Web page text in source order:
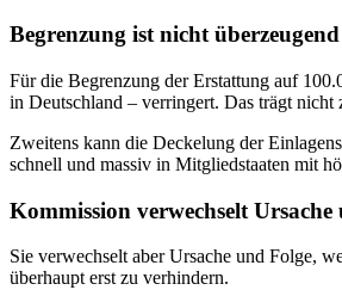
Begrenzung ist nicht überzeugend
Für die Begrenzung der Erstattung auf
in Deutschland – verringert. Das trägt nicht
Zweitens kann die Deckelung der
schnell und massiv in Mitgliedstaaten mit
Kommission verwechselt Ursache
Sie verwechselt aber Ursache und Folge,
überhaupt erst zu verhindern.